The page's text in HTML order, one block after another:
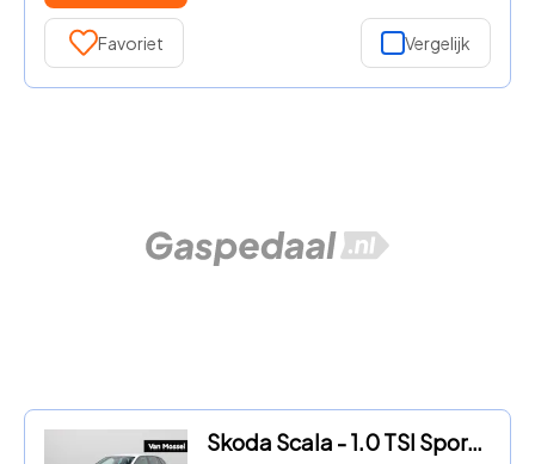
Favoriet Vergelijk
Skoda Scala - 1.0 TSI Sport Business | ACHTERUITRIJCAMERA | SPORTSTOELEN |